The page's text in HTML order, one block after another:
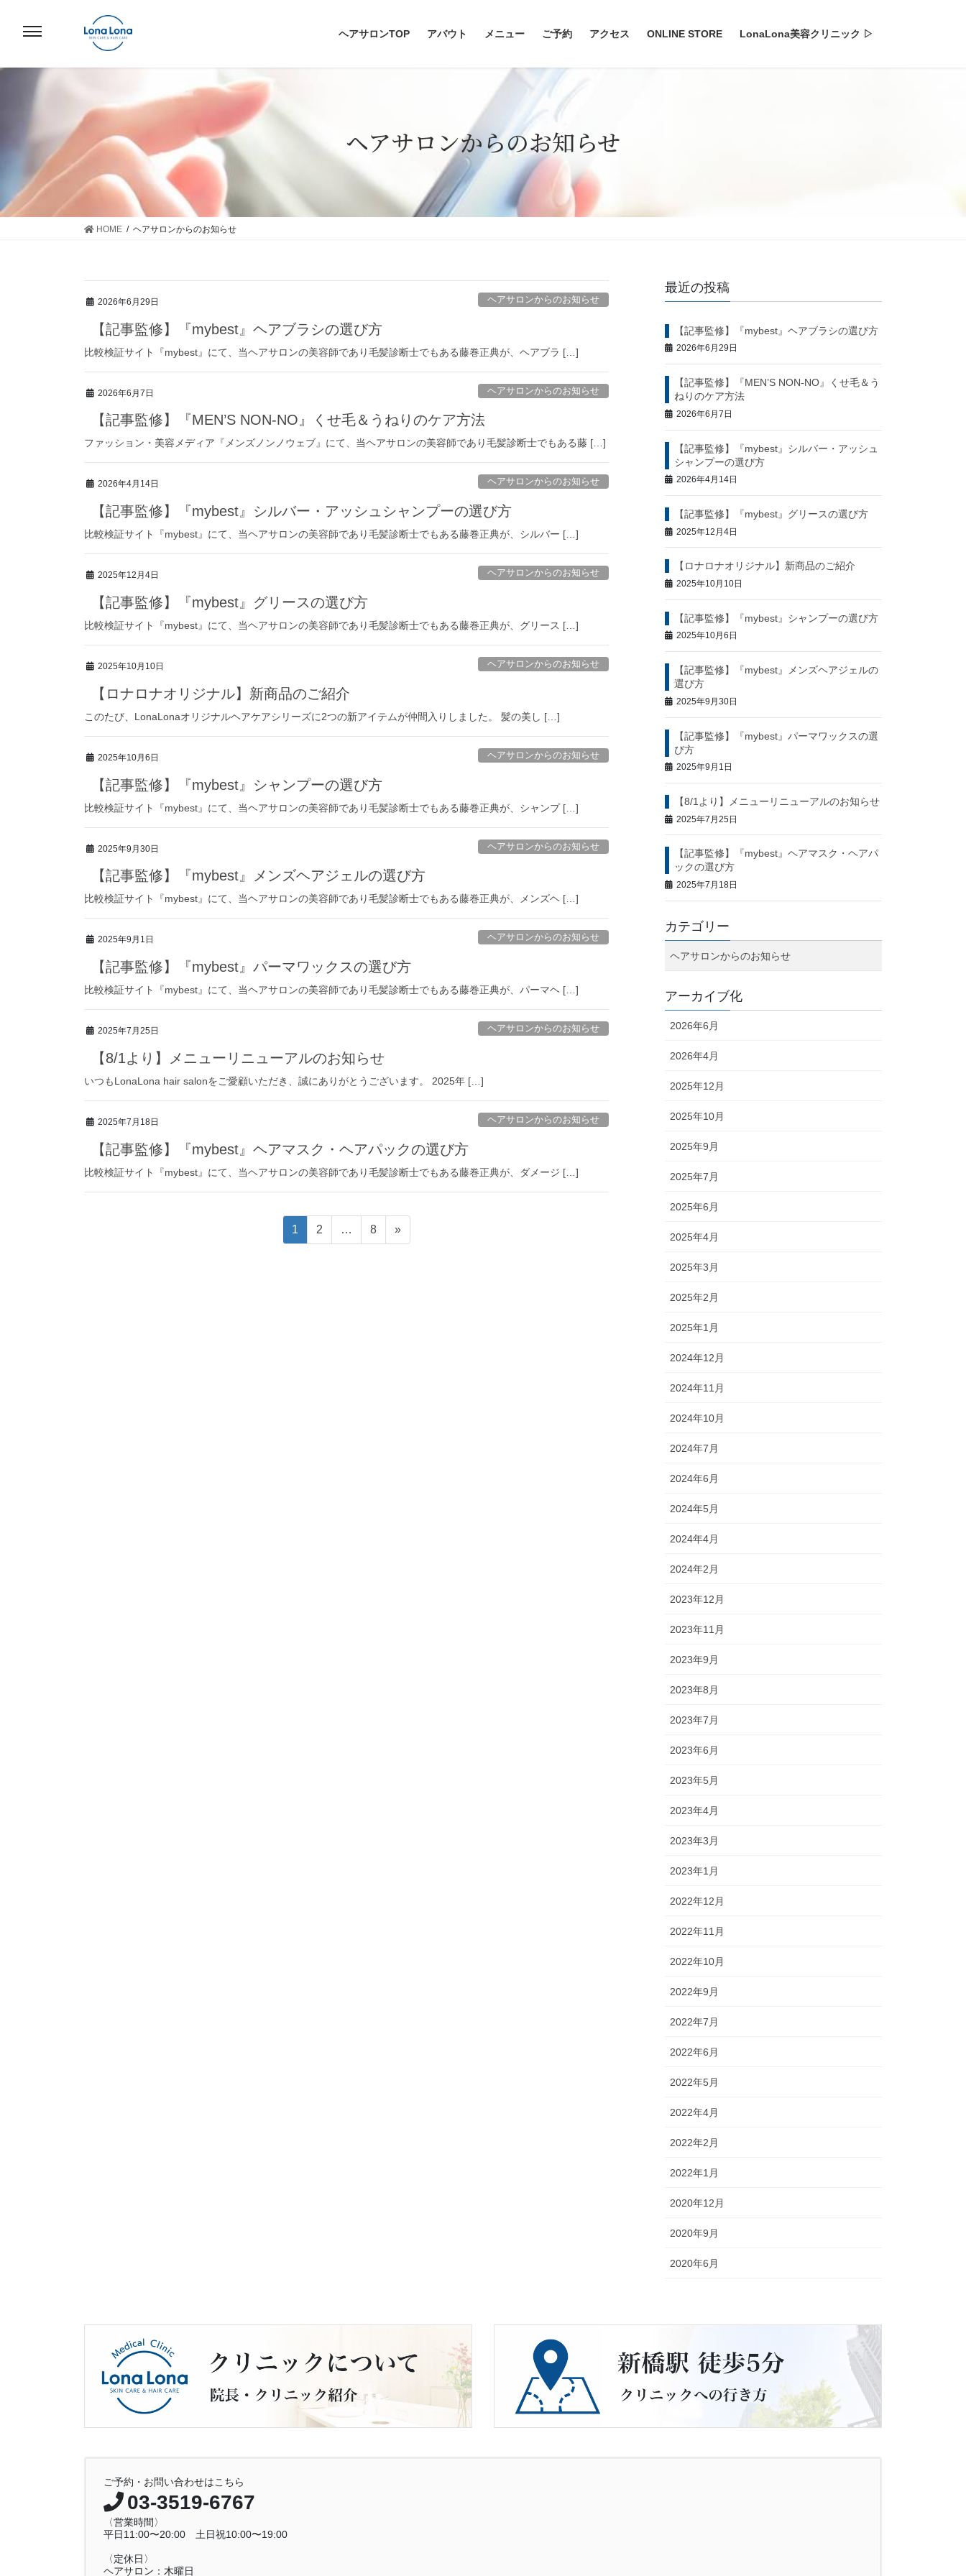
ヘアサロンTOP アバウト メニュー ご予約 アクセス ONLINE STORE LonaLona美容クリニック ▷
ヘアサロンからのお知らせ
HOME ヘアサロンからのお知らせ
2026年6月29日 ヘアサロンからのお知らせ
【記事監修】『mybest』ヘアブラシの選び方
比較検証サイト『mybest』にて、当ヘアサロンの美容師であり毛髪診断士でもある藤巻正典が、ヘアブラ […]
2026年6月7日 ヘアサロンからのお知らせ
【記事監修】『MEN’S NON-NO』くせ毛＆うねりのケア方法
ファッション・美容メディア『メンズノンノウェブ』にて、当ヘアサロンの美容師であり毛髪診断士でもある藤 […]
2026年4月14日 ヘアサロンからのお知らせ
【記事監修】『mybest』シルバー・アッシュシャンプーの選び方
比較検証サイト『mybest』にて、当ヘアサロンの美容師であり毛髪診断士でもある藤巻正典が、シルバー […]
2025年12月4日 ヘアサロンからのお知らせ
【記事監修】『mybest』グリースの選び方
比較検証サイト『mybest』にて、当ヘアサロンの美容師であり毛髪診断士でもある藤巻正典が、グリース […]
2025年10月10日 ヘアサロンからのお知らせ
【ロナロナオリジナル】新商品のご紹介
このたび、LonaLonaオリジナルヘアケアシリーズに2つの新アイテムが仲間入りしました。 髪の美し […]
2025年10月6日 ヘアサロンからのお知らせ
【記事監修】『mybest』シャンプーの選び方
比較検証サイト『mybest』にて、当ヘアサロンの美容師であり毛髪診断士でもある藤巻正典が、シャンプ […]
2025年9月30日 ヘアサロンからのお知らせ
【記事監修】『mybest』メンズヘアジェルの選び方
比較検証サイト『mybest』にて、当ヘアサロンの美容師であり毛髪診断士でもある藤巻正典が、メンズヘ […]
2025年9月1日 ヘアサロンからのお知らせ
【記事監修】『mybest』パーマワックスの選び方
比較検証サイト『mybest』にて、当ヘアサロンの美容師であり毛髪診断士でもある藤巻正典が、パーマヘ […]
2025年7月25日 ヘアサロンからのお知らせ
【8/1より】メニューリニューアルのお知らせ
いつもLonaLona hair salonをご愛顧いただき、誠にありがとうございます。 2025年 […]
2025年7月18日 ヘアサロンからのお知らせ
【記事監修】『mybest』ヘアマスク・ヘアパックの選び方
比較検証サイト『mybest』にて、当ヘアサロンの美容師であり毛髪診断士でもある藤巻正典が、ダメージ […]
固
定
1
固
定
2 …
固
定
8 »
最近の投稿
【記事監修】『mybest』ヘアブラシの選び方
2026年6月29日
【記事監修】『MEN’S NON-NO』くせ毛＆う
ねりのケア方法
2026年6月7日
【記事監修】『mybest』シルバー・アッシュ
シャンプーの選び方
2026年4月14日
【記事監修】『mybest』グリースの選び方
2025年12月4日
【ロナロナオリジナル】新商品のご紹介
2025年10月10日
【記事監修】『mybest』シャンプーの選び方
2025年10月6日
【記事監修】『mybest』メンズヘアジェルの
選び方
2025年9月30日
【記事監修】『mybest』パーマワックスの選
び方
2025年9月1日
【8/1より】メニューリニューアルのお知らせ
2025年7月25日
【記事監修】『mybest』ヘアマスク・ヘアパ
ックの選び方
2025年7月18日
カテゴリー
ヘアサロンからのお知らせ
アーカイブ化
2026年6月
2026年4月
2025年12月
2025年10月
2025年9月
2025年7月
2025年6月
2025年4月
2025年3月
2025年2月
2025年1月
2024年12月
2024年11月
2024年10月
2024年7月
2024年6月
2024年5月
2024年4月
2024年2月
2023年12月
2023年11月
2023年9月
2023年8月
2023年7月
2023年6月
2023年5月
2023年4月
2023年3月
2023年1月
2022年12月
2022年11月
2022年10月
2022年9月
2022年7月
2022年6月
2022年5月
2022年4月
2022年2月
2022年1月
2020年12月
2020年9月
2020年6月
ご予約・お問い合わせはこちら
03-3519-6767
〈営業時間〉
平日11:00〜20:00 土日祝10:00〜19:00
〈定休日〉
ヘアサロン：木曜日